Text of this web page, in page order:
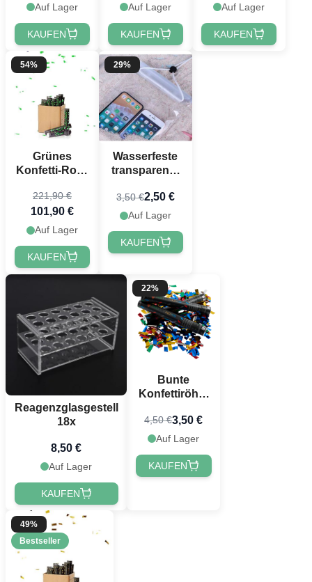
Auf Lager
KAUFEN
Auf Lager
KAUFEN
Auf Lager
KAUFEN
54%
Grünes
Konfetti-Rohr
PartyVikings
50x - Metallic
Rechteckig
221,90 €
101,90 €
Auf Lager
KAUFEN
29%
Wasserfeste
transparente
27,5x17,5 cm
3,50 €2,50 €
Auf Lager
KAUFEN
Reagenzglasgestell
18x
8,50 €
Auf Lager
KAUFEN
22%
Bunte
Konfettiröhre
PartyVikings
Rechteckiges
4,50 €3,50 €
Auf Lager
KAUFEN
49%
Bestseller